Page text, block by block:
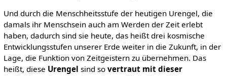
Und durch die Menschheitsstufe der heutigen Urengel, die
damals ihr Menschsein auch am Werden der Zeit erlebt
haben, dadurch sind sie heute, das heißt drei kosmische
Entwicklungsstufen unserer Erde weiter in die Zukunft, in der
Lage, die Funktion von Zeitgeistern zu übernehmen. Das
heißt, diese Urengel sind so vertraut mit dieser